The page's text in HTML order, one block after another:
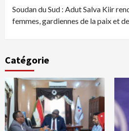
Soudan du Sud : Adut Salva Kiir
femmes, gardiennes de la paix et
Catégorie